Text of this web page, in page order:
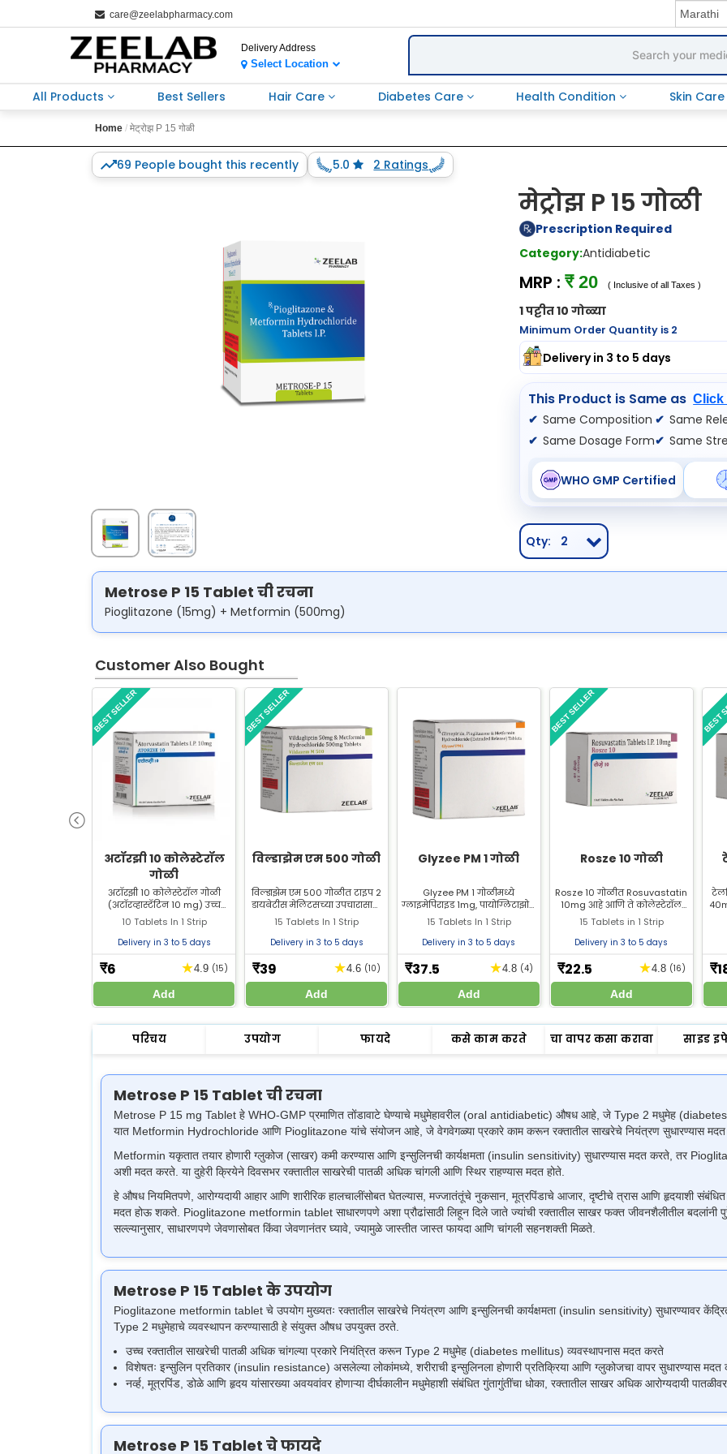
care@zeelabpharmacy.com
Delivery Address
Select Location
All Products Best Sellers Hair Care Diabetes Care Health Condition Skin Care
Home मेट्रोझ P 15 गोळी
69 People bought this recently 5.0 2 Ratings
मेट्रोझ P 15 गोळी
Prescription Required
Category:Antidiabetic
MRP :₹ 20( Inclusive of all Taxes )
1 पट्टीत 10 गोळ्या
Minimum Order Quantity is 2
Delivery in 3 to 5 days
This Product is Same asClick
Same Composition
Same Dosage Form
Same
Same
WHO GMP Certified
Qty: 2
Metrose P 15 Tablet ची रचना
Pioglitazone (15mg) + Metformin (500mg)
Customer Also Bought
अटॉरझी 10 कोलेस्टेरॉल
गोळी
अटॉरझी 10 कोलेस्टेरॉल गोळी
(अटॉरव्हास्टॅटिन 10 mg) उच्च
कोलेस्टेरॉलच्या उपचारासाठी वापरली
जाते. झीलॅब फार्मसीमधून अटॉरझी
10 कोलेस्टेरॉल गोळी खरेदी करा.
10 Tablets In 1 Strip
Delivery in 3 to 5 days
₹6 ★4.9 (15)
Add
BEST SELLER
विल्डाझेम एम 500 गोळी
विल्डाझेम एम 500 गोळीत टाइप 2
डायबेटीस मेलिटसच्या उपचारासाठी
विल्डाग्लिप्टिन 50 mg + मेटफॉर्मिन
500 mg असते. विल्डाग्लिप्टिन
50mg मेटफॉर्मिन 500mg गोळी
किमतीत खरेदी करा.
15 Tablets In 1 Strip
Delivery in 3 to 5 days
₹39 ★4.6 (10)
Add
BEST SELLER
Glyzee PM 1 गोळी
Glyzee PM 1 गोळीमध्ये
ग्लाइमेपिराइड 1mg, पायोग्लिटाझोन
15mg आणि मेटफॉर्मिन
हायड्रोक्लोराइड 500mg (ER
स्वरूपात) असते. याचा वापर टाइप 2
केला जातो. Glyzee PM झीलॅब
फार्मसीमधून सर्वोत्तम किमतीत खरेदी
करा.
15 Tablets In 1 Strip
Delivery in 3 to 5 days
₹37.5 ★4.8 (4)
Add
Rosze 10 गोळी
Rosze 10 गोळीत Rosuvastatin
10mg आहे आणि ते कोलेस्टेरॉल
कमी करण्यासाठी वापरले जाते.
Rosuvastatin Zeelab
Pharmacy मधून सर्वोत्तम किमतीत
15 Tablets in 1 Strip
Delivery in 3 to 5 days
₹22.5 ★4.8 (16)
Add
BEST SELLER
₹
परिचय उपयोग फायदे कसे काम करते चा वापर कसा करावा साइड
Metrose P 15 Tablet ची रचना
Metrose P 15 mg Tablet हे WHO-GMP प्रमाणित तोंडावाटे घेण्याचे मधुमेहावरील (oral antidiabetic) औषध आहे, जे Type 2 मधुमेह (diabetes
यात Metformin Hydrochloride आणि Pioglitazone यांचे संयोजन आहे, जे वेगवेगळ्या प्रकारे काम करून रक्तातील साखरेचे नियंत्रण सुधारण्यास मदत
Metformin यकृतात तयार होणारी ग्लुकोज (साखर) कमी करण्यास आणि इन्सुलिनची कार्यक्षमता (insulin sensitivity) सुधारण्यास मदत करते, तर
अशी मदत करते. या दुहेरी क्रियेने दिवसभर रक्तातील साखरेची पातळी अधिक चांगली आणि स्थिर राहण्यास मदत होते.
हे औषध नियमितपणे, आरोग्यदायी आहार आणि शारीरिक हालचालींसोबत घेतल्यास, मज्जातंतूंचे नुकसान, मूत्रपिंडाचे आजार, दृष्टीचे त्रास आणि हृदयाशी
मदत होऊ शकते. Pioglitazone metformin tablet साधारणपणे अशा प्रौढांसाठी लिहून दिले जाते ज्यांची रक्तातील साखर फक्त जीवनशैलीतील बदलांनी
सल्ल्यानुसार, साधारणपणे जेवणासोबत किंवा जेवणानंतर घ्यावे, ज्यामुळे जास्तीत जास्त फायदा आणि चांगली सहनशक्ती मिळते.
Metrose P 15 Tablet के उपयोग
Pioglitazone metformin tablet चे उपयोग मुख्यतः रक्तातील साखरेचे नियंत्रण आणि इन्सुलिनची कार्यक्षमता (insulin sensitivity) सुधारण्यावर
Type 2 मधुमेहाचे व्यवस्थापन करण्यासाठी हे संयुक्‍त औषध उपयुक्त ठरते.
उच्च रक्तातील साखरेची पातळी अधिक चांगल्या प्रकारे नियंत्रित करून Type 2 मधुमेह (diabetes mellitus) व्यवस्थापनास मदत करते
विशेषतः इन्सुलिन प्रतिकार (insulin resistance) असलेल्या लोकांमध्ये, शरीराची इन्सुलिनला होणारी प्रतिक्रिया आणि ग्लुकोजचा वापर सुधारण्यास
नर्व्ह, मूत्रपिंड, डोळे आणि हृदय यांसारख्या अवयवांवर होणाऱ्या दीर्घकालीन मधुमेहाशी संबंधित गुंतागुंतींचा धोका, रक्तातील साखर अधिक आरोग्यदायी
Metrose P 15 Tablet चे फायदे